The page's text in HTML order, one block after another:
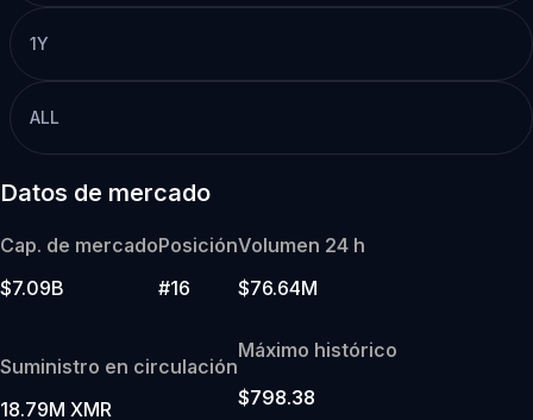
1Y
ALL
Datos de mercado
Cap. de mercado
$7.09B
Posición
#16
Volumen 24 h
$76.64M
Suministro en circulación
18.79M XMR
Máximo histórico
$798.38